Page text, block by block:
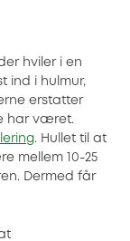
hviler i en
ind i hulmur,
erstatter
har været.
. Hullet til at
mellem 10-25
Dermed får